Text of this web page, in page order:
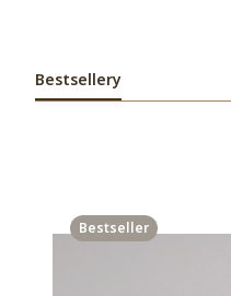
Bestsellery
Bestseller